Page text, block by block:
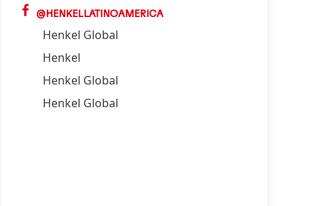
@HENKELLATINOAMERICA
Henkel Global
Henkel
Henkel Global
Henkel Global